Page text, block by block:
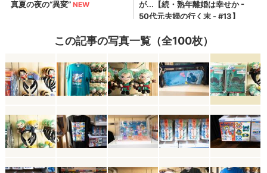
この記事の写真一覧（全100枚）